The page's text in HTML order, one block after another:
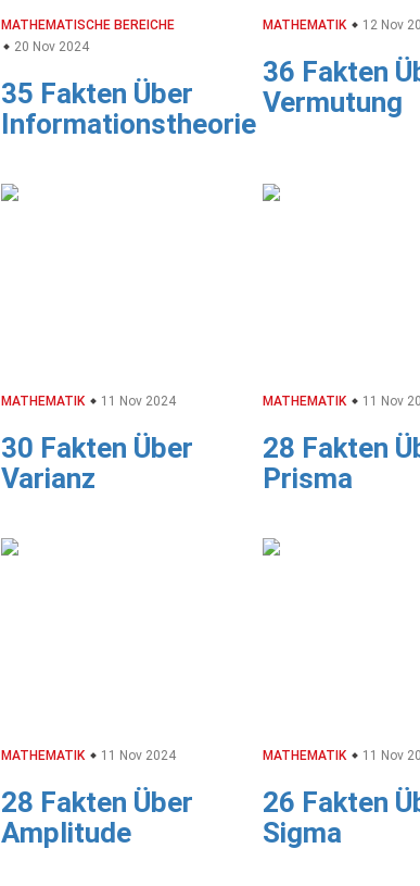
MATHEMATISCHE BEREICHE
20 Nov 2024
35 Fakten Über
Informationstheorie
MATHEMATIK 12 Nov
36 Fakten
Vermutung
MATHEMATIK 11 Nov 2024
30 Fakten Über
Varianz
MATHEMATIK 11 Nov
28 Fakten
Prisma
MATHEMATIK 11 Nov 2024
28 Fakten Über
Amplitude
MATHEMATIK 11 Nov
26 Fakten
Sigma